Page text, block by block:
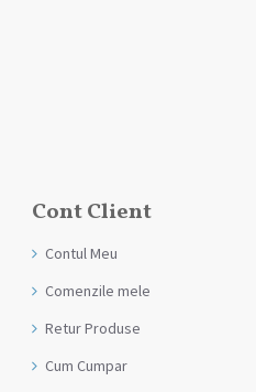
Cont Client
Contul Meu
Comenzile mele
Retur Produse
Cum Cumpar